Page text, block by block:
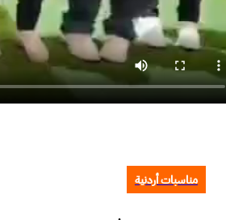
مناسبات أردنية